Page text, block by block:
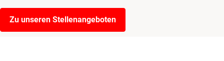
Zu unseren Stellenangeboten